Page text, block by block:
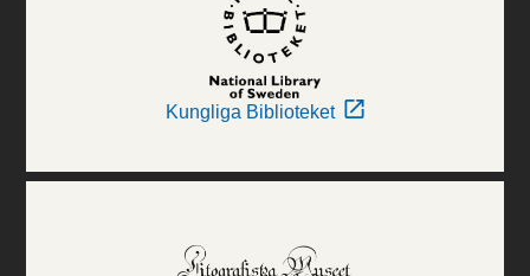
Kungliga Biblioteket